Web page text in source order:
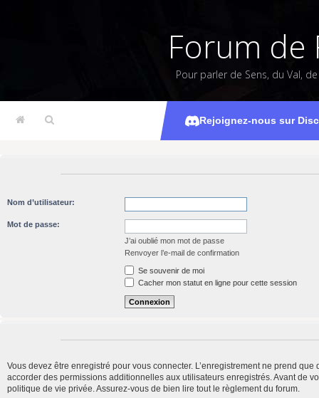
Forum de
Pour parler de Sens, du Val,
Rejoignez-nous sur
Nom d’utilisateur:
Mot de passe:
J’ai oublié mon mot de passe
Renvoyer l’e-mail de confirmation
Se souvenir de moi
Cacher mon statut en ligne pour cette session
Vous devez être enregistré pour vous connecter. L’enregistrement ne prend
accorder des permissions additionnelles aux utilisateurs enregistrés. Avant de
politique de vie privée. Assurez-vous de bien lire tout le règlement du forum.